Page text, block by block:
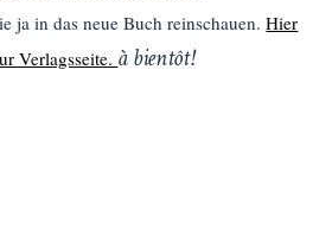
ja in das neue Buch reinschauen.Hier
Verlagsseite. à bientôt!